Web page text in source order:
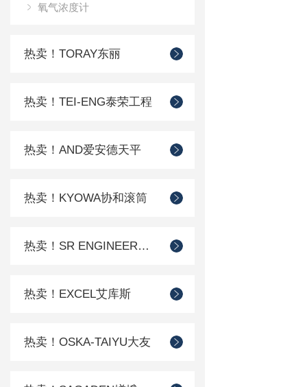
氧气浓度计
热卖！TORAY东丽
热卖！TEI-ENG泰荣工程
热卖！AND爱安德天平
热卖！KYOWA协和滚筒
热卖！SR ENGINEER工程
热卖！EXCEL艾库斯
热卖！OSKA-TAIYU大友